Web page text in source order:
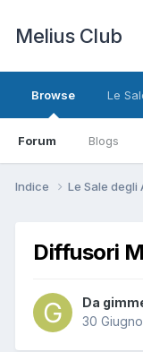
Melius Club
Browse
Forum Blogs
Le
Indice Le Sale degli
Diffusori
Da
30